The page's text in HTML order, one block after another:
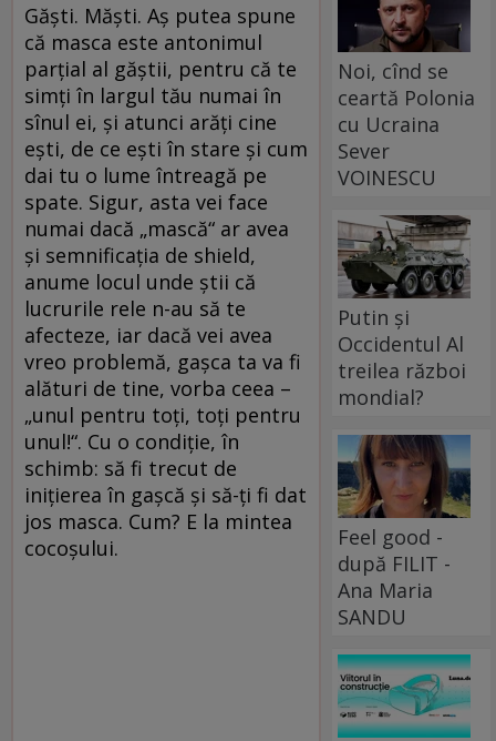
Găşti. Măşti. Aş putea spune
că masca este antonimul
parţial al găştii, pentru că te
simţi în largul tău numai în
sînul ei, şi atunci arăţi cine
eşti, de ce eşti în stare şi cum
dai tu o lume întreagă pe
spate. Sigur, asta vei face
numai dacă „mască“ ar avea
şi semnificaţia de shield,
anume locul unde ştii că
lucrurile rele n-au să te
afecteze, iar dacă vei avea
vreo problemă, gaşca ta va fi
alături de tine, vorba ceea –
„unul pentru toţi, toţi pentru
unul!“. Cu o condiţie, în
schimb: să fi trecut de
iniţierea în gaşcă şi să-ţi fi dat
jos masca. Cum? E la mintea
cocoşului.
Noi, cînd se
ceartă Polonia
cu Ucraina
Sever
VOINESCU
Putin și
Occidentul Al
treilea război
mondial?
Feel good -
după FILIT -
Ana Maria
SANDU